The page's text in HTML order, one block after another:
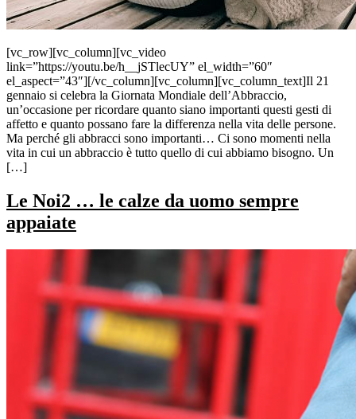
[vc_row][vc_column][vc_video
link=”https://youtu.be/h__jSTlecUY” el_width=”60″
el_aspect=”43″][/vc_column][vc_column][vc_column_text]Il 21
gennaio si celebra la Giornata Mondiale dell’Abbraccio,
un’occasione per ricordare quanto siano importanti questi gesti di
affetto e quanto possano fare la differenza nella vita delle persone.
Ma perché gli abbracci sono importanti… Ci sono momenti nella
vita in cui un abbraccio è tutto quello di cui abbiamo bisogno. Un
[…]
Le Noi2 … le calze da uomo sempre
appaiate